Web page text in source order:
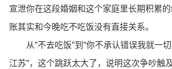
宣泄你在这段婚姻和这个家庭里长期积累
账其实和今晚吃不吃饭没有直接关系。
从"不去吃饭"到"你不承认错误我就一
江苏"，这个跳跃太大了，说明这次争吵触